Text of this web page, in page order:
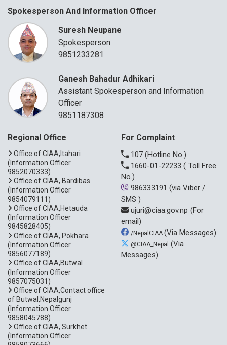
Spokesperson And Information Officer
Suresh Neupane
Spokesperson
9851233281
Ganesh Bahadur Adhikari
Assistant Spokesperson and Information
Officer
9851187308
Regional Office
Office of CIAA,Itahari
(Information Officer
9852070333)
Office of CIAA, Bardibas
(Information Officer
9854079111)
Office of CIAA,Hetauda
(Information Officer
9845828405)
Office of CIAA, Pokhara
(Information Officer
9856077189)
Office of CIAA,Butwal
(Information Officer
9857075031)
Office of CIAA,Contact office
of Butwal,Nepalgunj
(Information Officer
9858045788)
Office of CIAA, Surkhet
(Information Officer
For Complaint
107 (Hotline No.)
1660-01-22233 ( Toll Free
No.)
986333191 (via Viber /
SMS )
ujuri@ciaa.gov.np (For
email)
/NepalCIAA (Via Messages)
@CIAA_Nepal (Via
Messages)